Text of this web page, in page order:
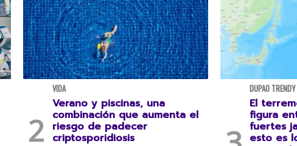
VIDA
Verano y piscinas, una
combinación que aumenta el
riesgo de padecer
criptosporidiosis
DUPAO TRENDY
El
figura
fuertes
esto es